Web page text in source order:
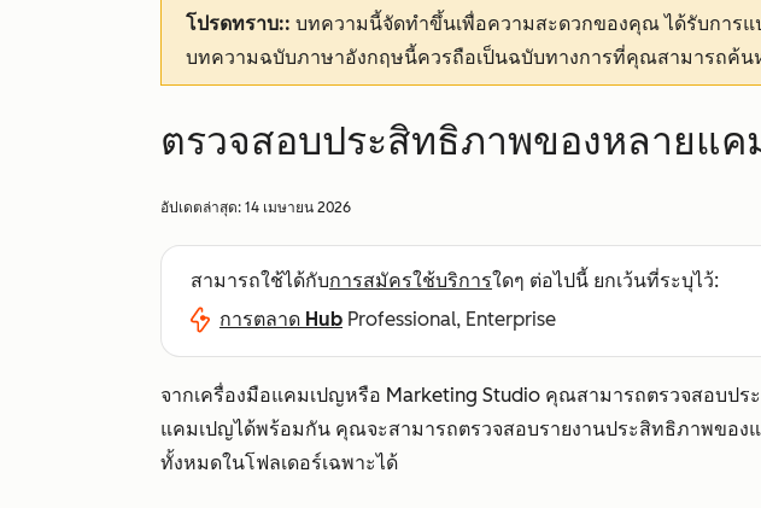
โปรดทราบ:: บทความนี้จัดทำขึ้นเพื่อความสะดวกของคุณได้รับการ
บทความฉบับภาษาอังกฤษนี้ควรถือเป็นฉบับทางการที่คุณสามารถค้
ตรวจสอบประสิทธิภาพของหลายแค
อัปเดตล่าสุด: 14 เมษายน 2026
สามารถใช้ได้กับการสมัครใช้บริการใดๆ ต่อไปนี้ ยกเว้นที่ระบุไว้:
การตลาด Hub Professional, Enterprise
จากเครื่องมือแคมเปญหรือ Marketing Studio คุณสามารถตรวจสอบป
แคมเปญได้พร้อมกัน คุณจะสามารถตรวจสอบรายงานประสิทธิภาพของ
ทั้งหมดในโฟลเดอร์เฉพาะได้